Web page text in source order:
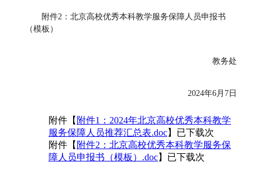
附件2：北京高校优秀本科教学服务保障人员申报书
（模板）
教务处
2024年6月7日
附件【 附件1：2024年北京高校优秀本科教学
服务保障人员推荐汇总表.doc】已下载次
附件【 附件2：北京高校优秀本科教学服务保
障人员申报书（模板）.doc】已下载次